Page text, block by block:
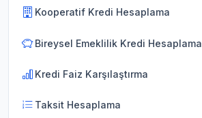
Kooperatif Kredi Hesaplama
Bireysel Emeklilik Kredi Hesaplama
Kredi Faiz Karşılaştırma
Taksit Hesaplama